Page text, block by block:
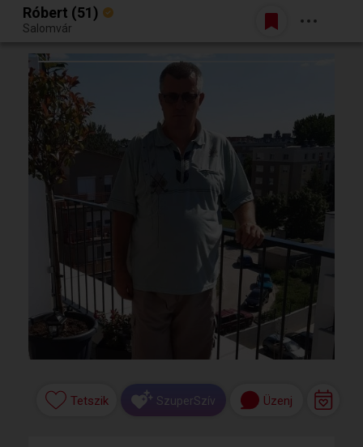
Egy jó randiból bármi lehet.
Belépés
Róbert (51)
Salomvár
Tetszik SzuperSzív Üzenj